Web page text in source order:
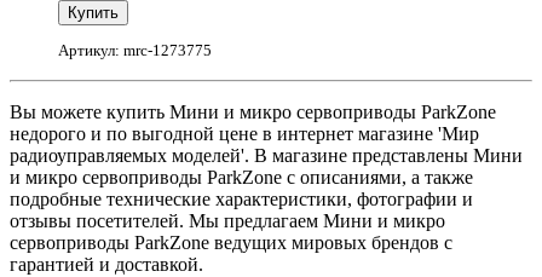
Артикул: mrc-1273775
Вы можете купить Мини и микро сервоприводы ParkZone
недорого и по выгодной цене в интернет магазине 'Мир
радиоуправляемых моделей'. В магазине представлены Мини
и микро сервоприводы ParkZone с описаниями, а также
подробные технические характеристики, фотографии и
отзывы посетителей. Мы предлагаем Мини и микро
сервоприводы ParkZone ведущих мировых брендов с
гарантией и доставкой.